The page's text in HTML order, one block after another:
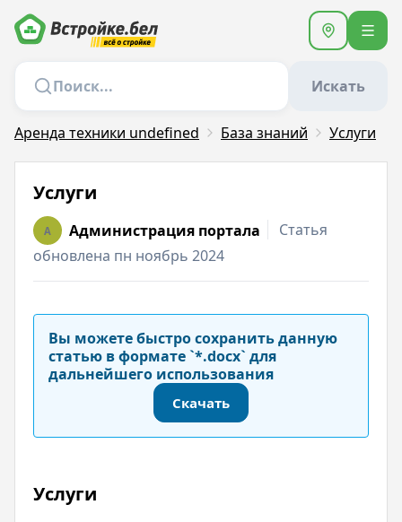
Искать
Аренда техники undefined База знаний Услуги
Услуги
A Администрация портала
Статья
обновлена пн ноябрь 2024
Вы можете быстро сохранить данную
статью в формате `*.docx` для
дальнейшего использования
Скачать
Услуги